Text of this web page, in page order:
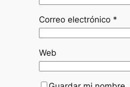
Correo electrónico *
Web